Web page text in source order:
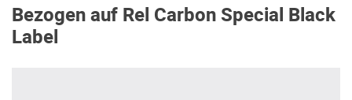
Bezogen auf Rel Carbon Special Black
Label